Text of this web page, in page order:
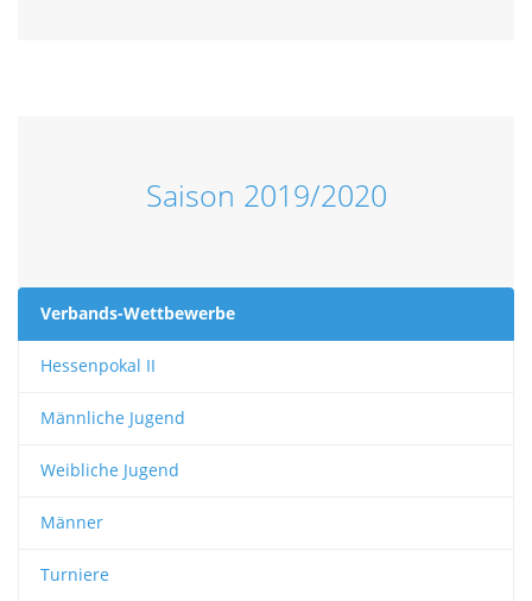
Saison 2019/2020
Verbands-Wettbewerbe
Hessenpokal II
Männliche Jugend
Weibliche Jugend
Männer
Turniere